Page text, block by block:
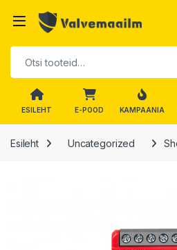
Otsi:
ESILEHT E-POOD KAMPAANIA
Esileht Uncategorized